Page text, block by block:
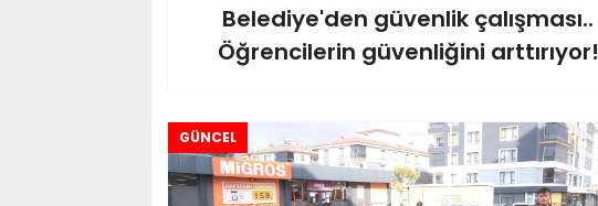
Belediye'den güvenlik çalışması..
Öğrencilerin güvenliğini arttırıyor!
GÜNCEL